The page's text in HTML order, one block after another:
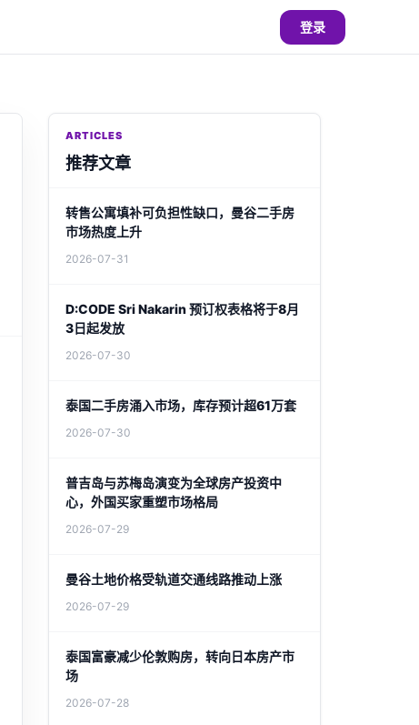
登录
ARTICLES
推荐文章
转售公寓填补可负担性缺口，曼谷二手房
市场热度上升
2026-07-31
D:CODE Sri Nakarin 预订权表格将于8月
3日起发放
2026-07-30
泰国二手房涌入市场，库存预计超61万套
2026-07-30
普吉岛与苏梅岛演变为全球房产投资中
心，外国买家重塑市场格局
2026-07-29
曼谷土地价格受轨道交通线路推动上涨
2026-07-29
泰国富豪减少伦敦购房，转向日本房产市
场
2026-07-28